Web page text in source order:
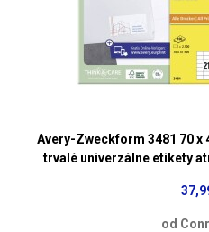
Avery-Zweckform 3481 70 x
trvalé univerzálne etikety
od